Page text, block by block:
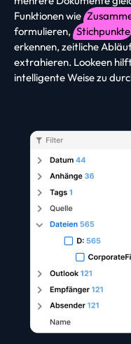
Funktionen wie
formulieren, Stichpunkte
erkennen, zeitliche
extrahieren. Lookeen
intelligente Weise zu